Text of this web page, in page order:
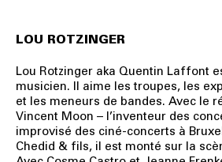
LOU ROTZINGER
Lou Rotzinger aka Quentin Laffont
musicien. Il aime les troupes, les
et les meneurs de bandes. Avec le
Vincent Moon – l’inventeur des
improvisé des ciné-concerts à
Chedid & fils, il est monté sur la